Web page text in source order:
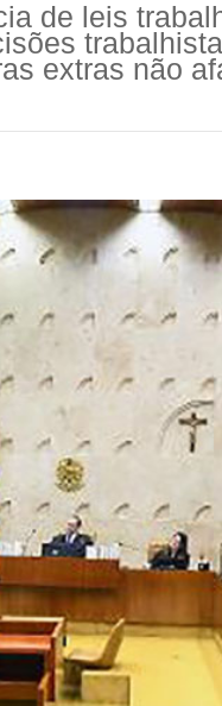
de leis
extras não